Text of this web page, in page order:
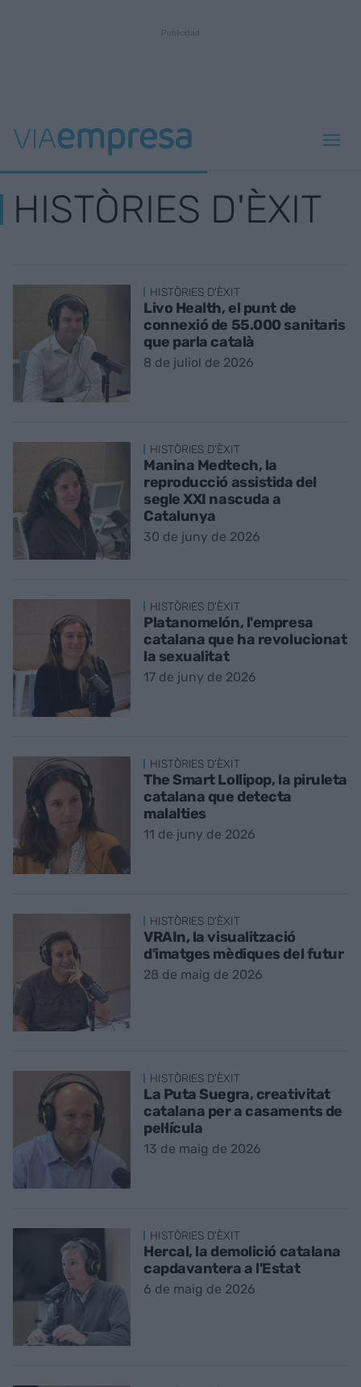
HISTÒRIES D'ÈXIT
HISTÒRIES D'ÈXIT
Livo Health, el punt de
connexió de 55.000 sanitaris
que parla català
8 de juliol de 2026
HISTÒRIES D'ÈXIT
Manina Medtech, la
reproducció assistida del
segle XXI nascuda a
Catalunya
30 de juny de 2026
HISTÒRIES D'ÈXIT
Platanomelón, l'empresa
catalana que ha revolucionat
la sexualitat
17 de juny de 2026
HISTÒRIES D'ÈXIT
The Smart Lollipop, la piruleta
catalana que detecta
malalties
11 de juny de 2026
HISTÒRIES D'ÈXIT
VRAIn, la visualització
d'imatges mèdiques del futur
28 de maig de 2026
HISTÒRIES D'ÈXIT
La Puta Suegra, creativitat
catalana per a casaments de
pel·lícula
13 de maig de 2026
HISTÒRIES D'ÈXIT
Hercal, la demolició catalana
capdavantera a l'Estat
6 de maig de 2026